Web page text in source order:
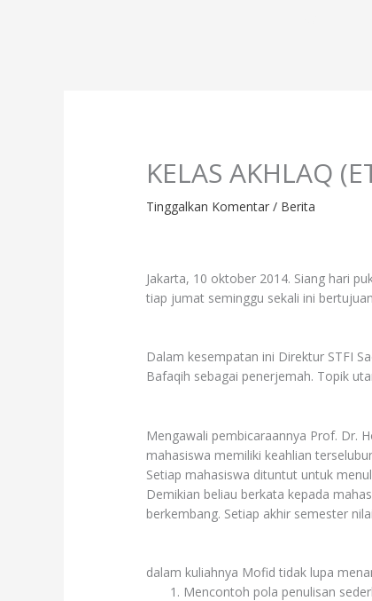
KELAS AKHLAQ
Tinggalkan Komentar / Berita
Jakarta, 10 oktober 2014. Siang hari
tiap jumat seminggu sekali ini
Dalam kesempatan ini Direktur STFI
Bafaqih sebagai penerjemah. Topik
Mengawali pembicaraannya Prof. Dr.
mahasiswa memiliki keahlian
Setiap mahasiswa dituntut untuk
Demikian beliau berkata kepada
berkembang. Setiap akhir semester
dalam kuliahnya Mofid tidak lupa
Mencontoh pola penulisan